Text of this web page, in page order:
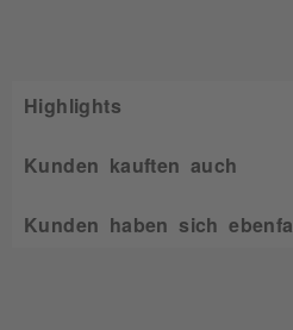
Highlights
Kunden kauften auch
Kunden haben sich